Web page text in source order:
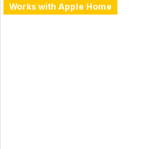
Works with Apple Home